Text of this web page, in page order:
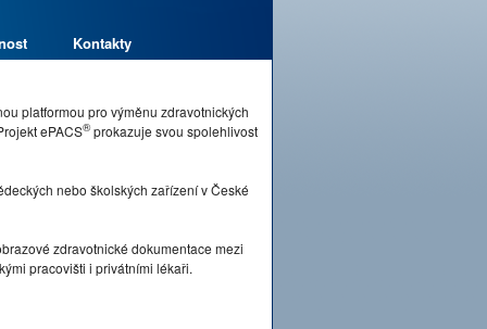
Kontakty
platformou pro výměnu zdravotnických
ePACS®prokazuje svou spolehlivost
nebo školských zařízení v České
zdravotnické dokumentace mezi
pracovišti i privátními lékaři.